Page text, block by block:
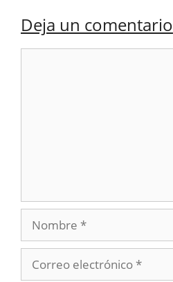
Deja un comentario
Nombre
electrónico